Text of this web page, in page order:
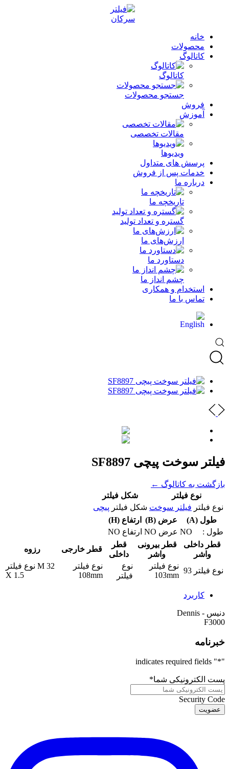
خانه
محصولات
کاتالوگ
کاتالوگ
جستجو محصولات
فروش
آموزش
مقالات تخصصی
ویدیوها
پرسش های متداول
خدمات پس از فروش
درباره ما
تاریخچه ما
گستره و تعداد تولید
ارزش‌های ما
دستاورد ما
چشم انداز ما
استخدام و همکاری
تماس با ما
فیلتر سوخت پیچی SF8897
بازگشت به کاتالوگ ←
نوع فیلتر
شکل فیلتر
نوع فیلتر فیلتر سوخت شکل فیلتر پیچی
طول (A)
عرض (B)
ارتفاع (H)
طول :
عرض ارتفاع
قطر داخلی
واشر
قطر بیرونی
واشر
قطر
داخلی
قطر خارجی رزوه
نوع فیلتر
نوع فیلتر
103mm
نوع
فیلتر
نوع فیلتر
108mm
نوع فیلتر M 32
X 1.5
کاربرد
دنیس - Dennis
F3000
خبرنامه
"
*
" indicates required fields
پست الکترونیکی شما*
Security Code